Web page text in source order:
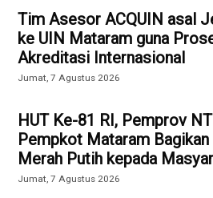
Tim Asesor ACQUIN asal
ke UIN Mataram guna
Akreditasi Internasional
Jumat, 7 Agustus 2026
HUT Ke-81 RI, Pemprov
Pempkot Mataram Bagikan
Merah Putih kepada
Jumat, 7 Agustus 2026